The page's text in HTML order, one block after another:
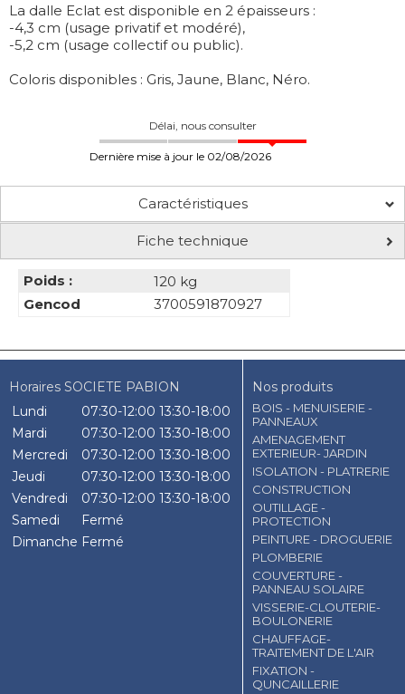
La dalle Eclat est disponible en 2 épaisseurs :
-4,3 cm (usage privatif et modéré),
-5,2 cm (usage collectif ou public).
Coloris disponibles : Gris, Jaune, Blanc, Néro.
Délai, nous consulter
Dernière mise à jour le 02/08/2026
Caractéristiques
Fiche technique
Poids :
120 kg
Gencod
3700591870927
Horaires SOCIETE PABION
Lundi
07:30-12:00 13:30-18:00
Mardi
07:30-12:00 13:30-18:00
Mercredi
07:30-12:00 13:30-18:00
Jeudi
07:30-12:00 13:30-18:00
Vendredi
07:30-12:00 13:30-18:00
Samedi
Fermé
Dimanche Fermé
Nos produits
BOIS - MENUISERIE -
PANNEAUX
AMENAGEMENT
EXTERIEUR- JARDIN
ISOLATION - PLATRERIE
CONSTRUCTION
OUTILLAGE -
PROTECTION
PEINTURE - DROGUERIE
PLOMBERIE
COUVERTURE -
PANNEAU SOLAIRE
VISSERIE-CLOUTERIE-
BOULONERIE
CHAUFFAGE-
TRAITEMENT DE L'AIR
FIXATION -
QUNCAILLERIE